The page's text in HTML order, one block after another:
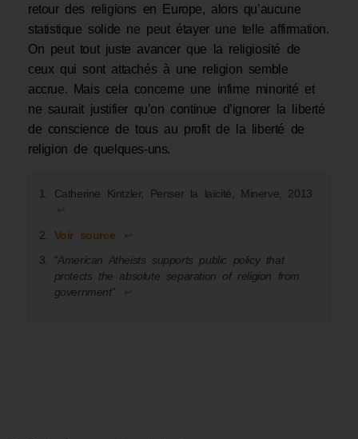
retour des religions en Europe, alors qu’aucune
statistique solide ne peut étayer une telle affirmation.
On peut tout juste avancer que la religiosité de
ceux qui sont attachés à une religion semble
accrue. Mais cela concerne une infime minorité et
ne saurait justifier qu’on continue d’ignorer la liberté
de conscience de tous au profit de la liberté de
religion de quelques-uns.
Catherine Kintzler, Penser la laïcité, Minerve, 2013
Voir source
“American Atheists supports public policy that
protects the absolute separation of religion from
government”